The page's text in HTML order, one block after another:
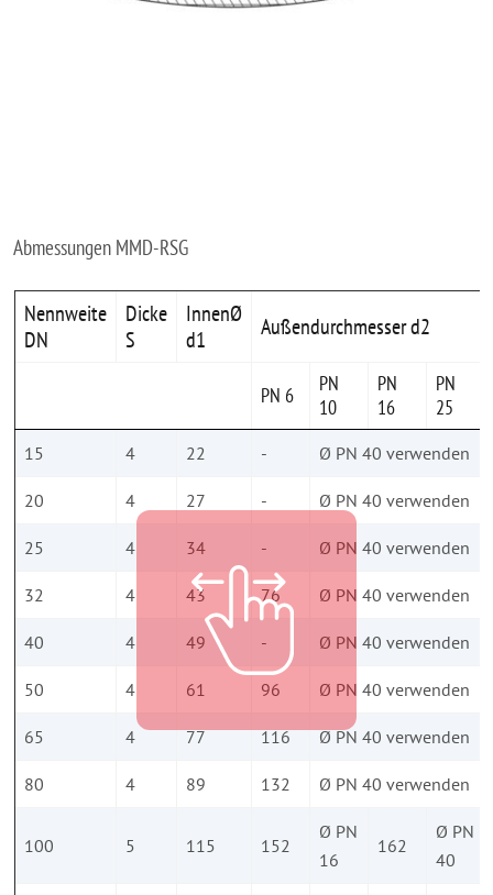
Abmessungen MMD-RSG
Nennweite
DN
Dicke
S
InnenØ
d1
Außendurchmesser d2
PN 6
PN
10
PN
16
PN
25
15 4 22 - Ø PN 40 verwenden
20 4 27 - Ø PN 40 verwenden
25 4 34 - Ø PN 40 verwenden
32 4 43 76 Ø PN 40 verwenden
40 4 49 - Ø PN 40 verwenden
50 4 61 96 Ø PN 40 verwenden
65 4 77 116 Ø PN 40 verwenden
80 4 89 132 Ø PN 40 verwenden
100 5 115 152
Ø PN
16
162
Ø PN
40